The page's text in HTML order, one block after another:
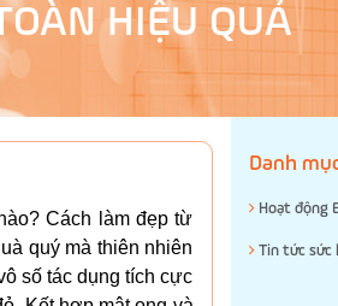
HIỆU QUẢ
Cách làm đẹp từ
quý mà thiên nhiên
số tác dụng tích cực
Danh
Hoạt động
Tin tức sức